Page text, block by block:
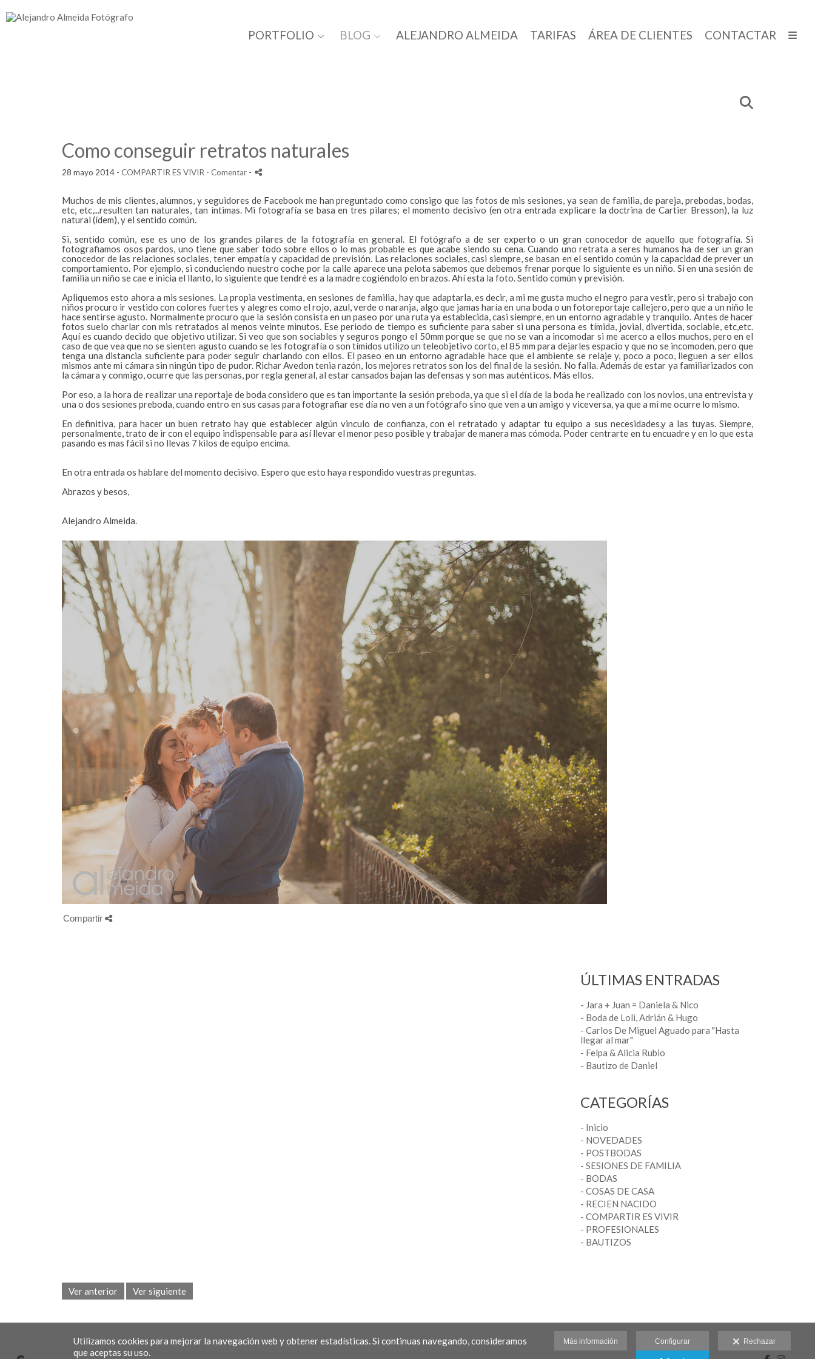
PORTFOLIO BLOG ALEJANDRO ALMEIDA TARIFAS ÁREA DE CLIENTES CONTACTAR
Como conseguir retratos naturales
28 mayo 2014 - COMPARTIR ES VIVIR - Comentar -
Muchos de mis clientes, alumnos, y seguidores de Facebook me han preguntado como consigo que las fotos de mis sesiones, ya sean de familia, de pareja, prebodas, bodas,
etc, etc,...resulten tan naturales, tan intimas. Mi fotografía se basa en tres pilares; el momento decisivo (en otra entrada explicare la doctrina de Cartier Bresson), la luz
natural (ídem), y el sentido común.
Si, sentido común, ese es uno de los grandes pilares de la fotografía en general. El fotógrafo a de ser experto o un gran conocedor de aquello que fotografía. Si
fotografiamos osos pardos, uno tiene que saber todo sobre ellos o lo mas probable es que acabe siendo su cena. Cuando uno retrata a seres humanos ha de ser un gran
conocedor de las relaciones sociales, tener empatía y capacidad de previsión. Las relaciones sociales, casi siempre, se basan en el sentido común y la capacidad de prever un
comportamiento. Por ejemplo, si conduciendo nuestro coche por la calle aparece una pelota sabemos que debemos frenar porque lo siguiente es un niño. Si en una sesión de
familia un niño se cae e inicia el llanto, lo siguiente que tendré es a la madre cogiéndolo en brazos. Ahí esta la foto. Sentido común y previsión.
Apliquemos esto ahora a mis sesiones. La propia vestimenta, en sesiones de familia, hay que adaptarla, es decir, a mi me gusta mucho el negro para vestir, pero si trabajo con
niños procuro ir vestido con colores fuertes y alegres como el rojo, azul, verde o naranja, algo que jamas haría en una boda o un fotoreportaje callejero, pero que a un niño le
hace sentirse agusto. Normalmente procuro que la sesión consista en un paseo por una ruta ya establecida, casi siempre, en un entorno agradable y tranquilo. Antes de hacer
fotos suelo charlar con mis retratados al menos veinte minutos. Ese periodo de tiempo es suficiente para saber si una persona es tímida, jovial, divertida, sociable, etc,etc.
Aquí es cuando decido que objetivo utilizar. Si veo que son sociables y seguros pongo el 50mm porque se que no se van a incomodar si me acerco a ellos muchos, pero en el
caso de que vea que no se sienten agusto cuando se les fotografía o son tímidos utilizo un teleobjetivo corto, el 85 mm para dejarles espacio y que no se incomoden, pero que
tenga una distancia suficiente para poder seguir charlando con ellos. El paseo en un entorno agradable hace que el ambiente se relaje y, poco a poco, lleguen a ser ellos
mismos ante mi cámara sin ningún tipo de pudor. Richar Avedon tenia razón, los mejores retratos son los del final de la sesión. No falla. Además de estar ya familiarizados con
la cámara y conmigo, ocurre que las personas, por regla general, al estar cansados bajan las defensas y son mas auténticos. Más ellos.
Por eso, a la hora de realizar una reportaje de boda considero que es tan importante la sesión preboda, ya que si el día de la boda he realizado con los novios, una entrevista y
una o dos sesiones preboda, cuando entro en sus casas para fotografiar ese día no ven a un fotógrafo sino que ven a un amigo y viceversa, ya que a mi me ocurre lo mismo.
En definitiva, para hacer un buen retrato hay que establecer algún vinculo de confianza, con el retratado y adaptar tu equipo a sus necesidades,y a las tuyas. Siempre,
personalmente, trato de ir con el equipo indispensable para así llevar el menor peso posible y trabajar de manera mas cómoda. Poder centrarte en tu encuadre y en lo que esta
pasando es mas fácil si no llevas 7 kilos de equipo encima.
En otra entrada os hablare del momento decisivo. Espero que esto haya respondido vuestras preguntas.
Abrazos y besos,
Alejandro Almeida.
Compartir
ÚLTIMAS ENTRADAS
- Jara + Juan = Daniela & Nico
- Boda de Loli, Adrián & Hugo
- Carlos De Miguel Aguado para "Hasta
llegar al mar"
- Felpa & Alicia Rubio
- Bautizo de Daniel
CATEGORÍAS
- Inicio
- NOVEDADES
- POSTBODAS
- SESIONES DE FAMILIA
- BODAS
- COSAS DE CASA
- RECIEN NACIDO
- COMPARTIR ES VIVIR
- PROFESIONALES
- BAUTIZOS
Ver anterior Ver siguiente
Utilizamos cookies para mejorar la navegación web y obtener estadísticas. Si continuas navegando, consideramos
que aceptas su uso.
Más información Configurar Rechazar